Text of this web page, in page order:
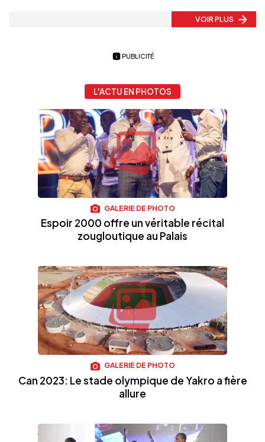
VOIR PLUS
PUBLICITÉ
L'ACTU EN PHOTOS
GALERIE DE PHOTO
Espoir 2000 offre un véritable récital
zougloutique au Palais
GALERIE DE PHOTO
Can 2023: Le stade olympique de Yakro a fière
allure